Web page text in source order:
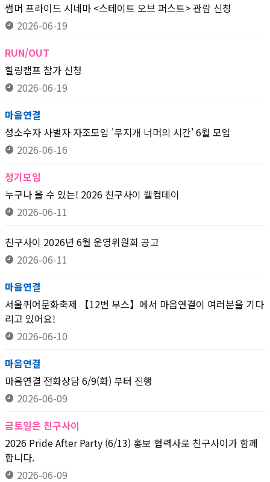
썸머 프라이드 시네마 <스테이트 오브 퍼스트> 관람 신청
2026-06-19
RUN/OUT
힐링캠프 참가 신청
2026-06-19
마음연결
성소수자 사별자 자조모임 '무지개 너머의 시간' 6월 모임
2026-06-16
정기모임
누구나 올 수 있는! 2026 친구사이 웰컴데이
2026-06-11
친구사이 2026년 6월 운영위원회 공고
2026-06-11
마음연결
서울퀴어문화축제 【12번 부스】에서 마음연결이 여러분을 기다
리고 있어요!
2026-06-10
마음연결
마음연결 전화상담 6/9(화) 부터 진행
2026-06-09
금토일은 친구사이
2026 Pride After Party (6/13) 홍보 협력사로 친구사이가 함께
합니다.
2026-06-09